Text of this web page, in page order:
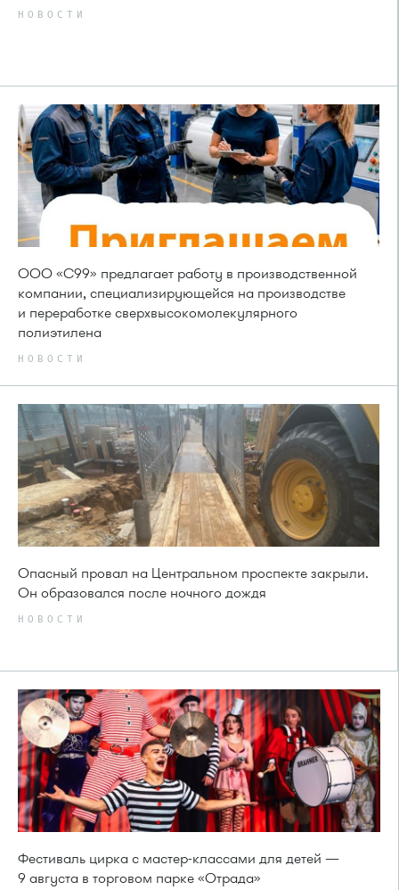
НОВОСТИ
ООО «С99» предлагает работу в производственной
компании, специализирующейся на производстве
и переработке сверхвысокомолекулярного
полиэтилена
НОВОСТИ
Опасный провал на Центральном проспекте закрыли.
Он образовался после ночного дождя
НОВОСТИ
Фестиваль цирка с мастер-классами для детей —
9 августа в торговом парке «Отрада»